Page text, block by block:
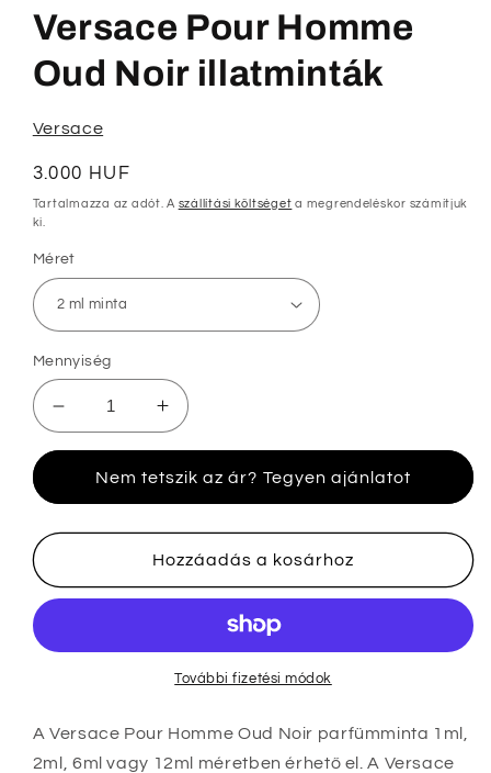
megnyitása
a
modális
párbeszédpanelen
Versace Pour Homme
Oud Noir illatminták
Versace
Normál
ár
3.000 HUF
Tartalmazza az adót. A szállítási költséget a megrendeléskor számítjuk
ki.
Méret
Mennyiség
Versace
Pour
Oud
illatminták
mennyiségének
csökkentése
Versace
Pour
Oud
illatminták
mennyiségének
növelése
Nem tetszik az ár? Tegyen ajánlatot
Hozzáadás a kosárhoz
További fizetési módok
A Versace Pour Homme Oud Noir parfümminta 1ml,
2ml, 6ml vagy 12ml méretben érhető el . A Versace